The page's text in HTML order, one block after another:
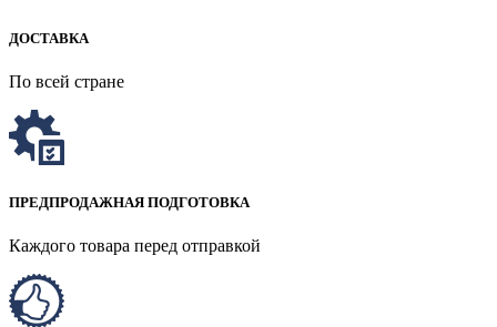
ДОСТАВКА
По всей стране
ПРЕДПРОДАЖНАЯ ПОДГОТОВКА
Каждого товара перед отправкой